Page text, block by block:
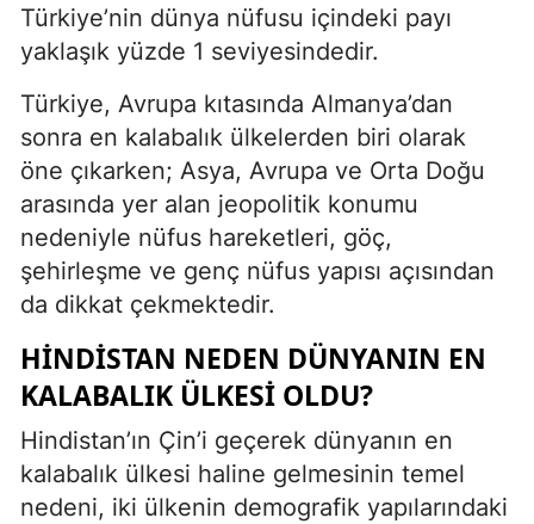
Türkiye’nin dünya nüfusu içindeki payı
yaklaşık yüzde 1 seviyesindedir.
Türkiye, Avrupa kıtasında Almanya’dan
sonra en kalabalık ülkelerden biri olarak
öne çıkarken; Asya, Avrupa ve Orta Doğu
arasında yer alan jeopolitik konumu
nedeniyle nüfus hareketleri, göç,
şehirleşme ve genç nüfus yapısı açısından
da dikkat çekmektedir.
HINDISTAN NEDEN DÜNYANIN EN
KALABALIK ÜLKESI OLDU?
Hindistan’ın Çin’i geçerek dünyanın en
kalabalık ülkesi haline gelmesinin temel
nedeni, iki ülkenin demografik yapılarındaki